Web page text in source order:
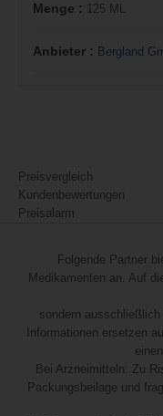
Menge : 125 ML
Anbieter : Bergland
Preisvergleich
Kundenbewertungen
Preisalarm
Folgende Partner
Medikamenten an. Auf
sondern
Informationen ersetzen
Bei Arzneimitteln: Zu
Packungsbeilage und